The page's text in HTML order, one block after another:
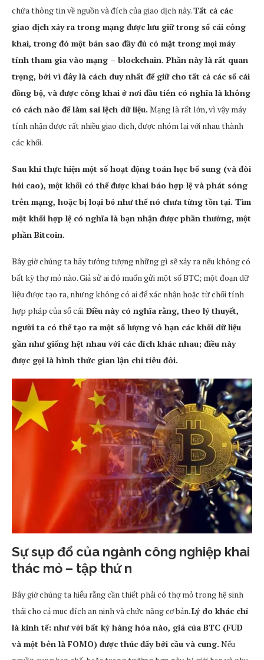
chứa thông tin về nguồn và đích của giao dịch này.Tất cả các
giao dịch xảy ra trong mạng được lưu giữ trong sổ cái công
khai, trong đó một bản sao đầy đủ có mặt trong mọi máy
tính tham gia vào mạng – blockchain. Phần này là rất quan
trọng, bởi vì đây là cách duy nhất để giữ cho tất cả các sổ cái
đồng bộ, và được công khai ở nơi đầu tiên có nghĩa là không
có cách nào để làm sai lệch dữ liệu. Mạng là rất lớn, vì vậy máy
tính nhận được rất nhiều giao dịch, được nhóm lại với nhau thành
các khối.
Sau khi thực hiện một số hoạt động toán học bổ sung (và đòi
hỏi cao), một khối có thể được khai báo hợp lệ và phát sóng
trên mạng, hoặc bị loại bỏ như thể nó chưa từng tồn tại. Tìm
một khối hợp lệ có nghĩa là bạn nhận được phần thưởng, một
phần Bitcoin.
Bây giờ chúng ta hãy tưởng tượng những gì sẽ xảy ra nếu không có
bất kỳ thợ mỏ nào. Giả sử ai đó muốn gửi một số BTC; một đoạn dữ
liệu được tạo ra, nhưng không có ai để xác nhận hoặc từ chối tính
hợp pháp của sổ cái.Điều này có nghĩa rằng, theo lý thuyết,
người ta có thể tạo ra một số lượng vô hạn các khối dữ liệu
gần như giống hệt nhau với các đích khác nhau; điều này
được gọi là hình thức gian lận chi tiêu đôi.
Sự sụp đổ của ngành công nghiệp khai
thác mỏ – tập thứ n
Bây giờ chúng ta hiểu rằng cần thiết phải có thợ mỏ trong hệ sinh
thái cho cả mục đích an ninh và chức năng cơ bản.Lý do khác chỉ
là kinh tế: như với bất kỳ hàng hóa nào, giá của BTC (FUD
và một bên là FOMO) được thúc đẩy bởi cầu và cung. Nếu